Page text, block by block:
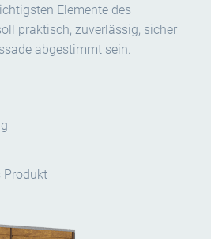
Elemente des
praktisch, zuverlässig, sicher
abgestimmt sein.
Produkt